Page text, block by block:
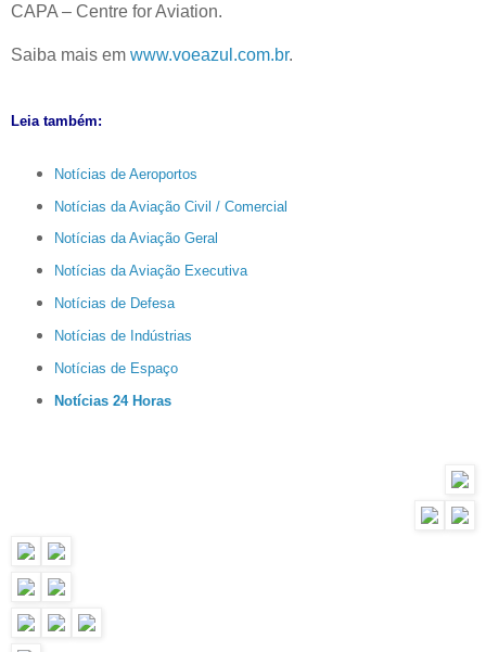
CAPA – Centre for Aviation.
Saiba mais em www.voeazul.com.br.
Leia também:
Notícias de Aeroportos
Notícias da Aviação Civil / Comercial
Notícias da Aviação Geral
Notícias da Aviação Executiva
Notícias de Defesa
Notícias de Indústrias
Notícias de Espaço
Notícias 24 Horas